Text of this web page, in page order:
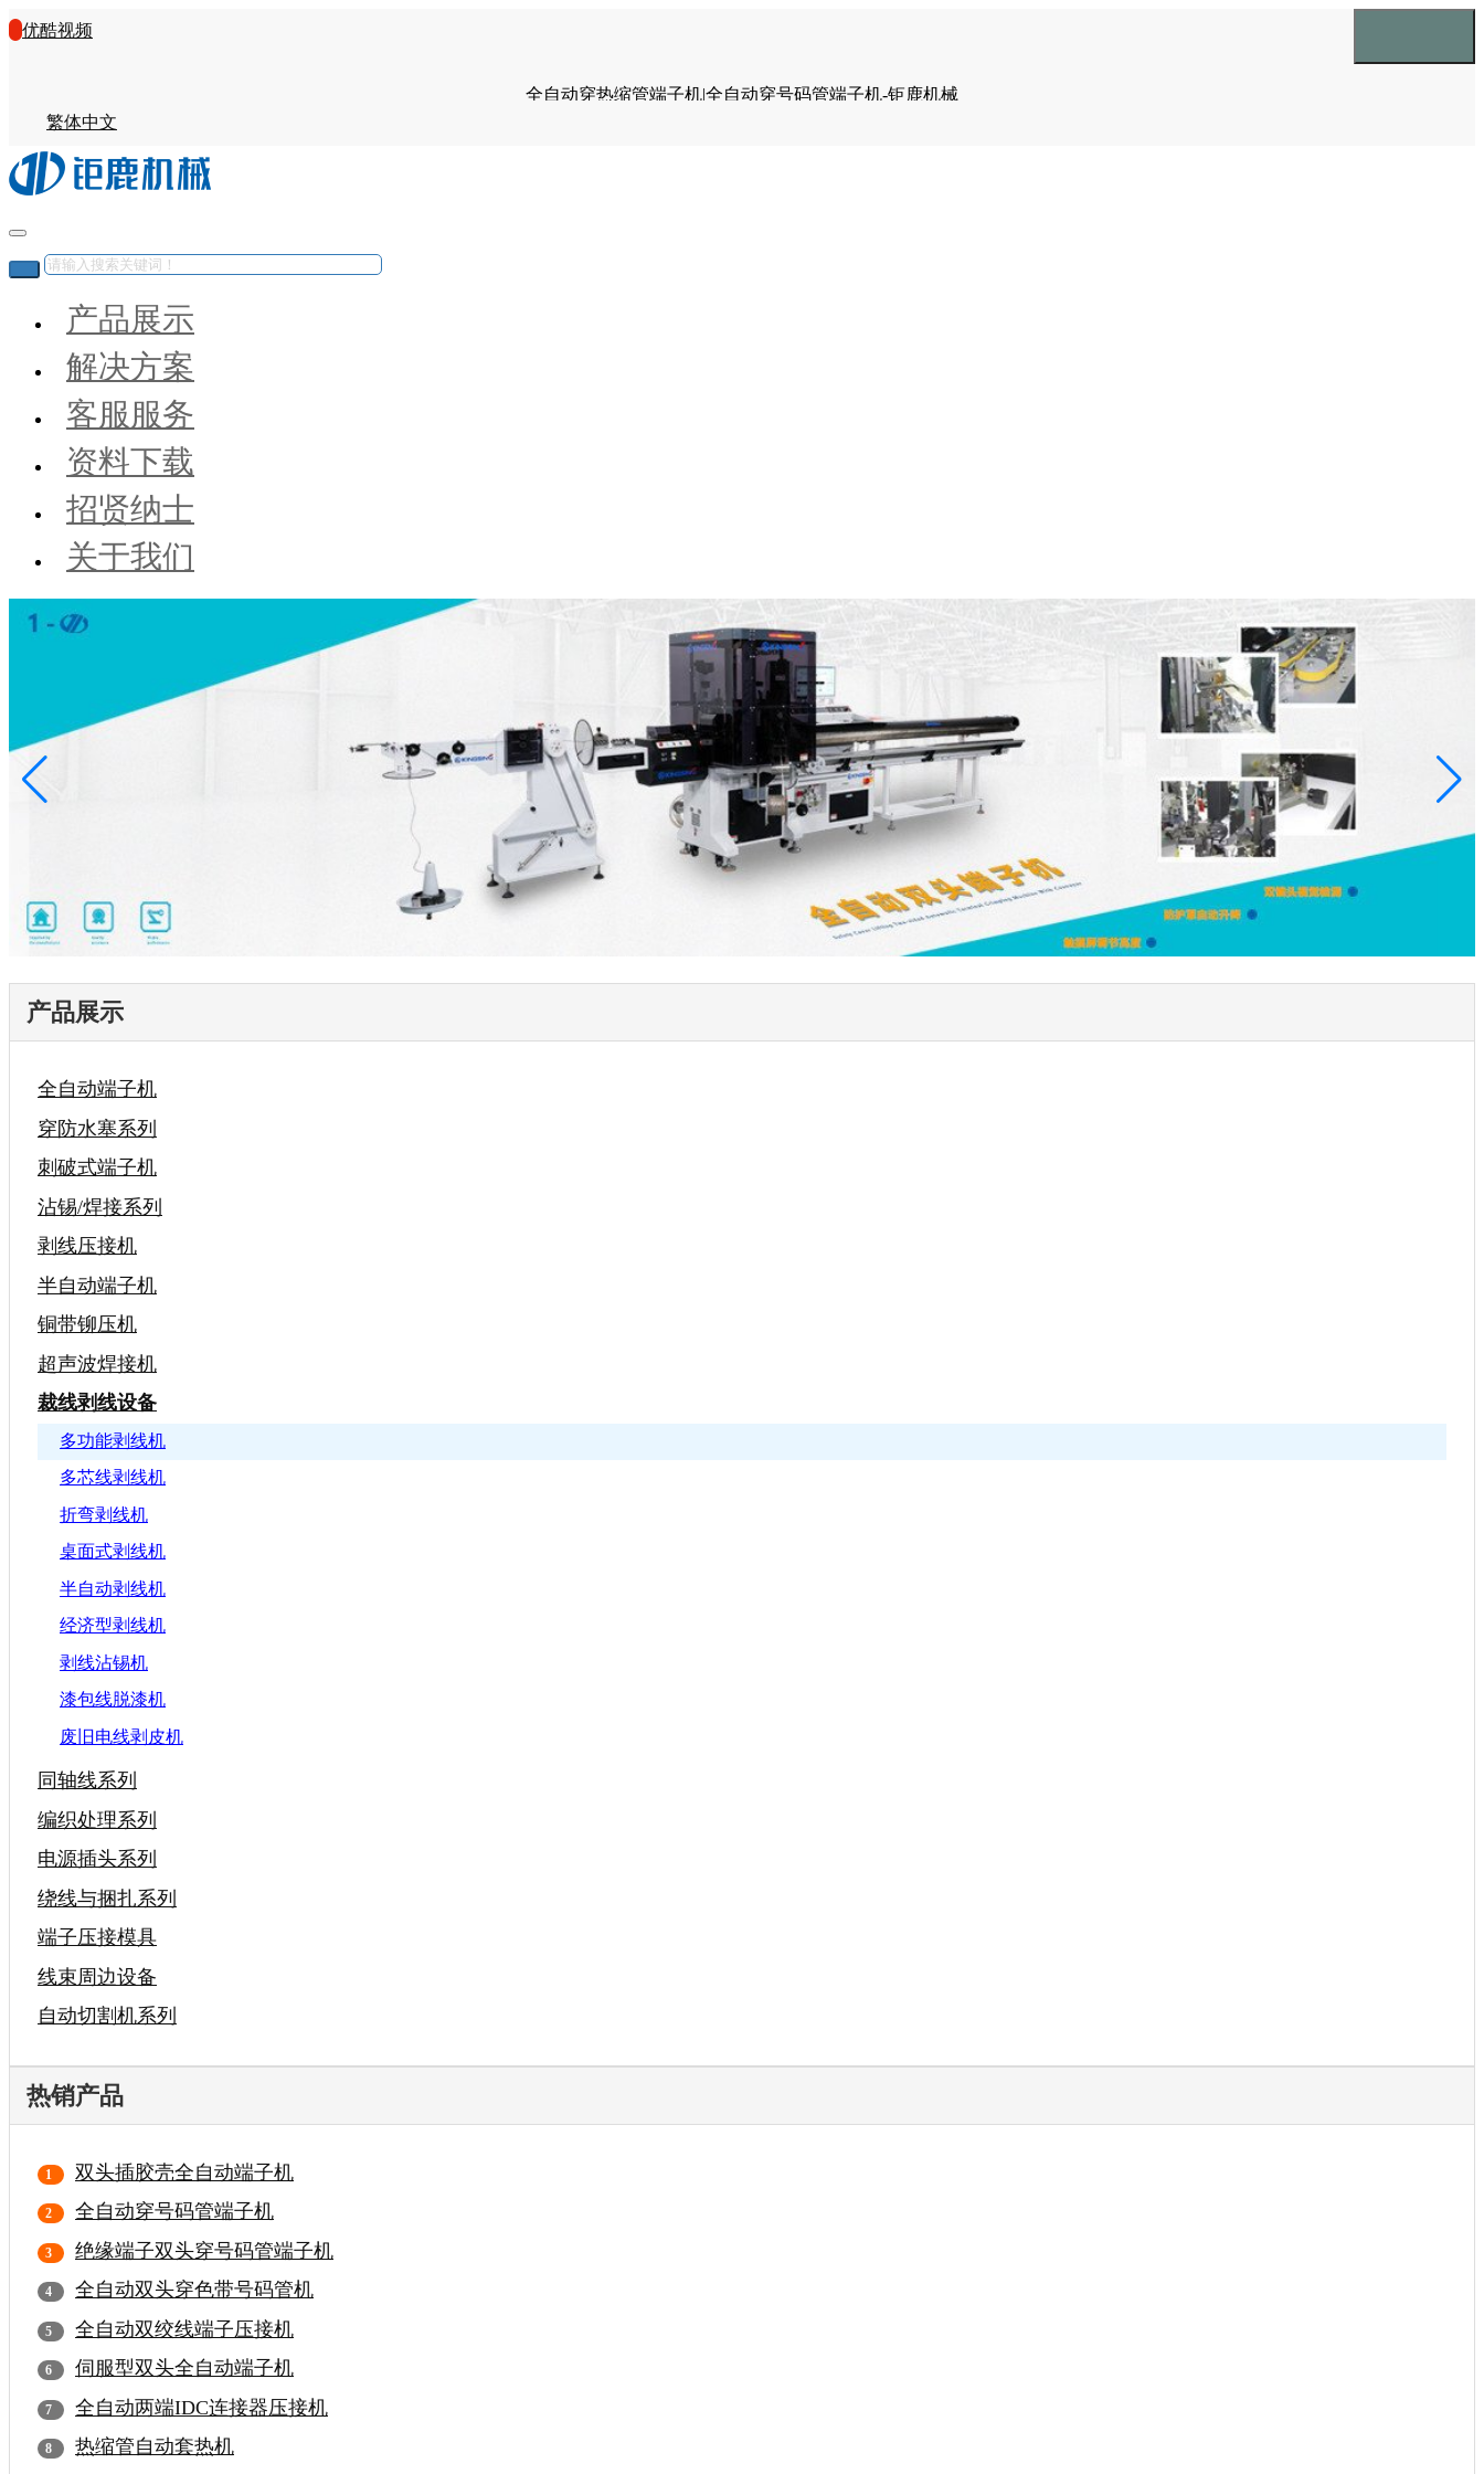
优酷视频
全自动穿热缩管端子机|全自动穿号码管端子机-钜鹿机械
繁体中文
产品展示
解决方案
客服服务
资料下载
招贤纳士
关于我们
产品展示
全自动端子机
穿防水塞系列
刺破式端子机
沾锡/焊接系列
剥线压接机
半自动端子机
铜带铆压机
超声波焊接机
裁线剥线设备
多功能剥线机
多芯线剥线机
折弯剥线机
桌面式剥线机
半自动剥线机
经济型剥线机
剥线沾锡机
漆包线脱漆机
废旧电线剥皮机
同轴线系列
编织处理系列
电源插头系列
绕线与捆扎系列
端子压接模具
线束周边设备
自动切割机系列
热销产品
双头插胶壳全自动端子机
全自动穿号码管端子机
绝缘端子双头穿号码管端子机
全自动双头穿色带号码管机
全自动双绞线端子压接机
伺服型双头全自动端子机
全自动两端IDC连接器压接机
热缩管自动套热机